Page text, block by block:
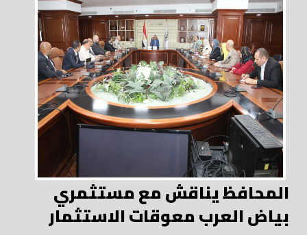
المحافظ يناقش مع مستثمري
بياض العرب معوقات الاستثمار